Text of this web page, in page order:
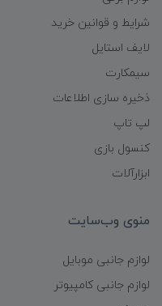
شرایط و قوانین خرید
لایف استایل
سیمکارت
ذخیره سازی اطلاعات
لپ تاپ
کنسول بازی
ابزارآلات
منوی وب‌سایت
لوازم جانبی موبایل
لوازم جانبی کامپیوتر